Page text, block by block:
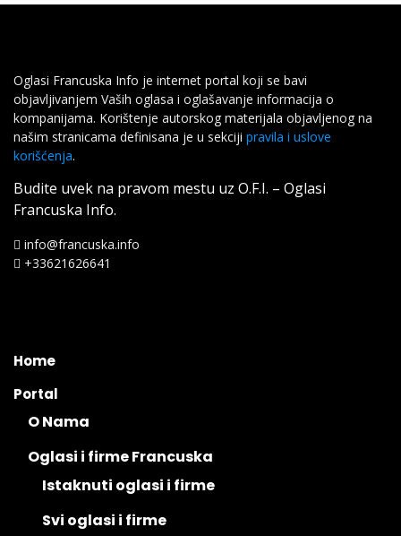
Oglasi Francuska Info je internet portal koji se bavi
objavljivanjem Vaših oglasa i oglašavanje informacija o
kompanijama. Korištenje autorskog materijala objavljenog na
našim stranicama definisana je u sekciji pravila i uslove
korišćenja.
Budite uvek na pravom mestu uz O.F.I. – Oglasi
Francuska Info.
info@francuska.info
+33621626641
Home
Portal
O Nama
Oglasi i firme Francuska
Istaknuti oglasi i firme
Svi oglasi i firme